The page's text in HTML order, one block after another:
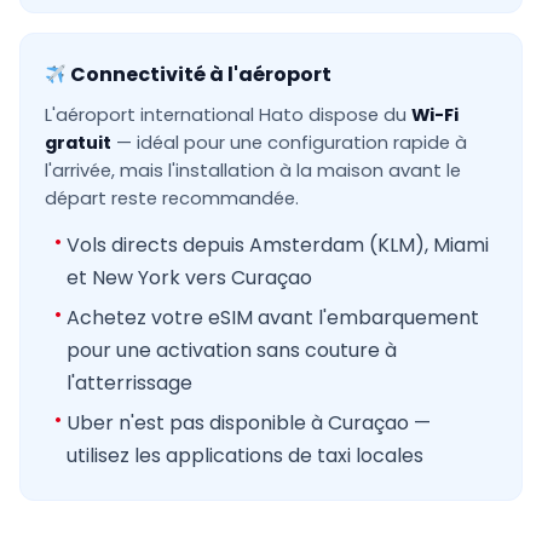
Connectivité à l'aéroport
L'aéroport international Hato dispose du Wi-Fi
gratuit — idéal pour une configuration rapide à
l'arrivée, mais l'installation à la maison avant le
départ reste recommandée.
Vols directs depuis Amsterdam (KLM), Miami
et New York vers Curaçao
Achetez votre eSIM avant l'embarquement
pour une activation sans couture à
l'atterrissage
Uber n'est pas disponible à Curaçao —
utilisez les applications de taxi locales